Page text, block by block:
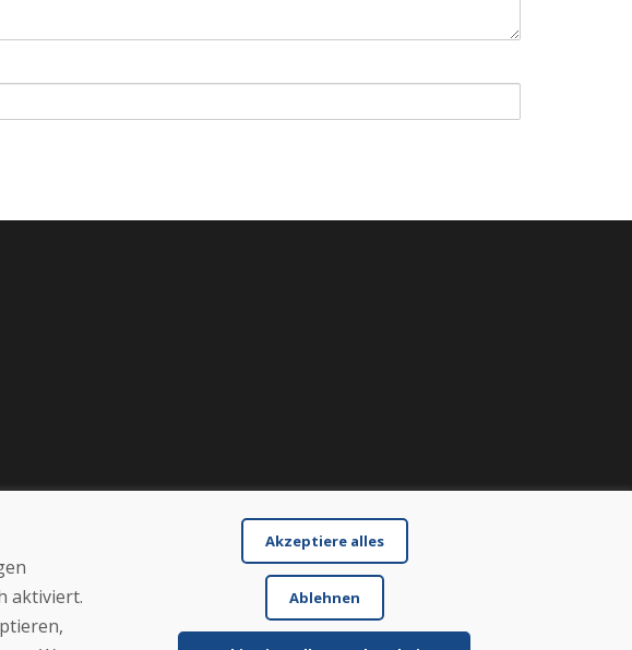
aktiviert.
Akzeptiere alles
Ablehnen